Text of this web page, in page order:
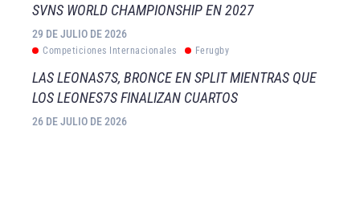
SVNS WORLD CHAMPIONSHIP EN 2027
29 DE JULIO DE 2026
Competiciones Internacionales Ferugby
LAS LEONAS7S, BRONCE EN SPLIT MIENTRAS QUE
LOS LEONES7S FINALIZAN CUARTOS
26 DE JULIO DE 2026